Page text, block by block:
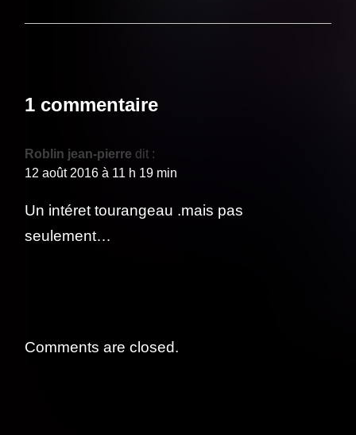
1 commentaire
Roblin jean-pierre dit :
12 août 2016 à 11 h 19 min
Un intéret tourangeau .mais pas
seulement…
Comments are closed.